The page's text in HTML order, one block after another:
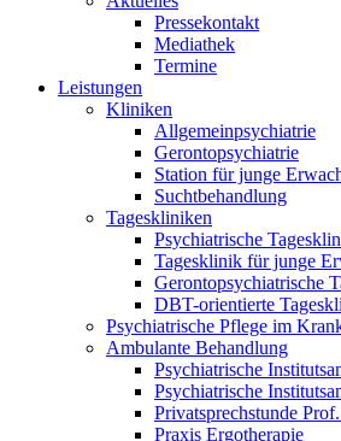
Pressekontakt
Mediathek
Termine
Leistungen
Kliniken
Allgemeinpsychiatrie
Gerontopsychiatrie
Station für junge
Suchtbehandlung
Tageskliniken
Psychiatrische
Tagesklinik für junge
Gerontopsychiatrische
DBT-orientierte
Psychiatrische Pflege im
Ambulante Behandlung
Psychiatrische
Psychiatrische
Privatsprechstunde
Praxis Ergotherapie